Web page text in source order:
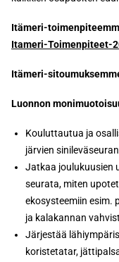
Itämeri-
Itameri-Toimenpiteet-
Itämeri-
Luonnon
Kouluttautua ja
järvien
Jatkaa joulukuusien
seurata, miten
ekosysteemiin esim.
ja kalakannan
Järjestää
koristetatar,